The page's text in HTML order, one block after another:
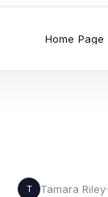
Home Page
T Tamara Riley·